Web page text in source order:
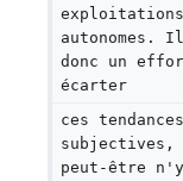
exploitations
autonomes.
donc un
écarter
ces tendances
subjectives,
peut-être n'y